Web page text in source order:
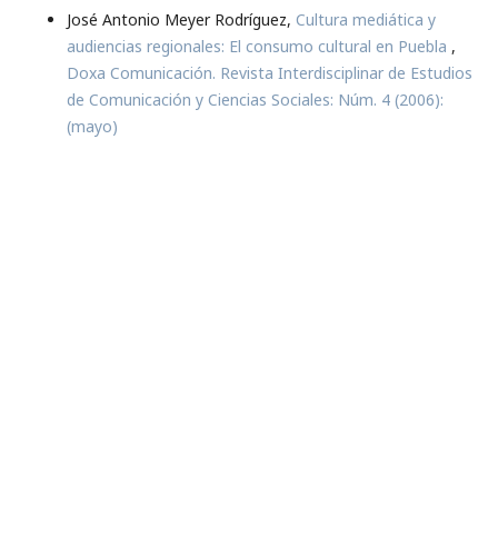
José Antonio Meyer Rodríguez, Cultura mediática y
audiencias regionales: El consumo cultural en Puebla ,
Doxa Comunicación. Revista Interdisciplinar de Estudios
de Comunicación y Ciencias Sociales: Núm. 4 (2006):
(mayo)